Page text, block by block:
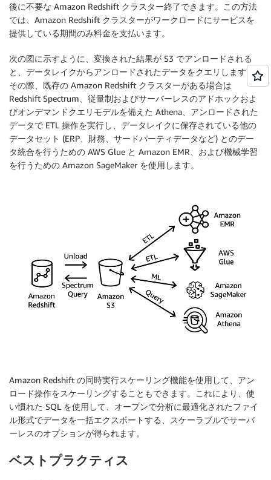
後に不要な Amazon Redshift クラスター終了できます。この方法
では、Amazon Redshift クラスターがワークロードにサービスを
提供している期間のみ料金を支払います。
次の図に示すように、変換された結果が S3 でアンロードされる
と、データレイクからアンロードされたデータをクエリします。
その際、既存の Amazon Redshift クラスターがある場合は
Redshift Spectrum、従量制およびサーバーレスのアドホックおよ
びオンデマンドクエリモデルを備えた Athena、アンロードされた
データで ETL 操作を実行し、データレイクに保存されている他の
データセット (ERP、財務、サードパーティデータなど) とのデー
タ統合を行うための AWS Glue と Amazon EMR、および機械学習
を行うための Amazon SageMaker を使用します。
Amazon Redshift の同時実行スケーリング機能を使用して、アン
ロード操作をスケーリングすることもできます。これにより、使
い慣れた SQL を使用して、オープンで分析に最適化されたファイ
ル形式でデータを一括エクスポートする、スケーラブルでサーバ
ーレスのオプションが得られます。
ベストプラクティス